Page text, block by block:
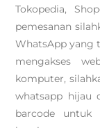
Tokopedia,
pemesanan
WhatsApp yang
mengakses
komputer,
whatsapp hijau
barcode untuk